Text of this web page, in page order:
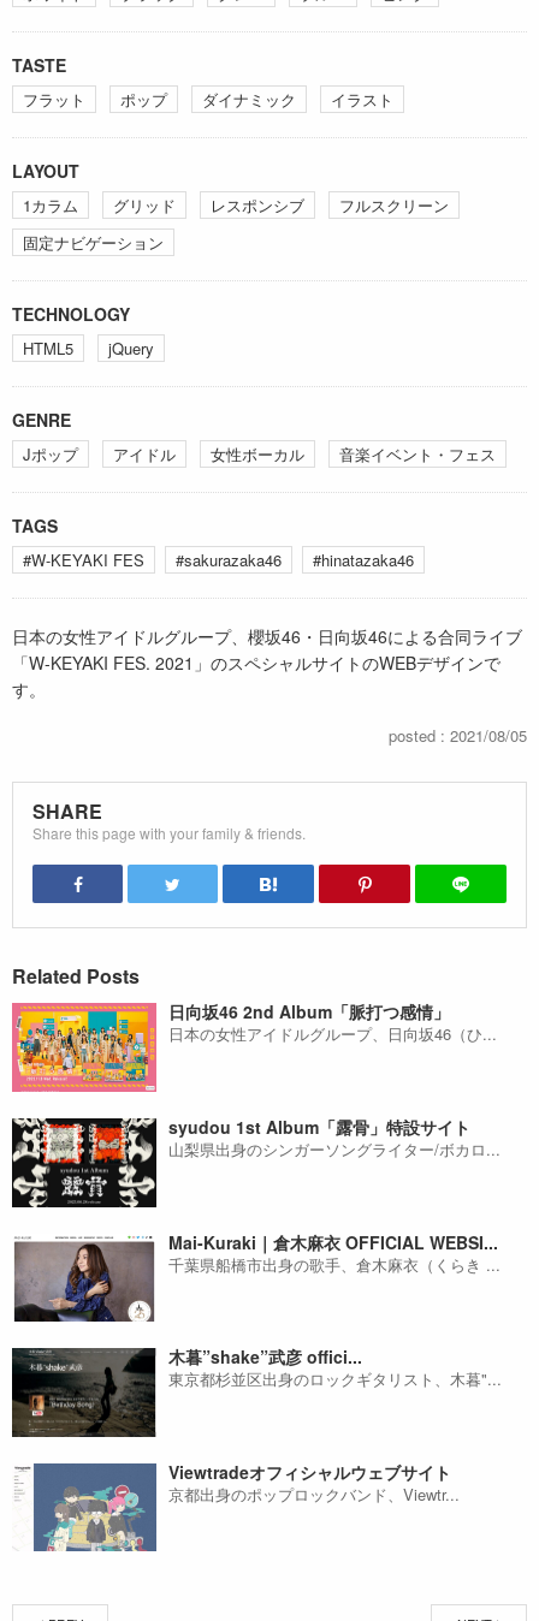
TASTE
フラット ポップ ダイナミック イラスト
LAYOUT
1カラム グリッド レスポンシブ
フルスクリーン
固定ナビゲーション
TECHNOLOGY
HTML5 jQuery
GENRE
Jポップ アイドル 女性ボーカル 音楽イベント・フェス
TAGS
#W-KEYAKI FES #sakurazaka46 #hinatazaka46
日本の女性アイドルグループ、櫻坂46・日向坂46による合同ライブ
「W-KEYAKI FES. 2021」のスペシャルサイトのWEBデザインで
す。
posted : 2021/08/05
SHARE
Share this page with your family & friends.
Related Posts
日向坂46 2nd Album「脈打つ感情」
日本の女性アイドルグループ、日向坂46（ひ...
syudou 1st Album「露骨」特設サイト
山梨県出身のシンガーソングライター/ボカロ...
Mai-Kuraki｜倉木麻衣 OFFICIAL WEBSI...
千葉県船橋市出身の歌手、倉木麻衣（くらき ...
木暮”shake”武彦 offici...
東京都杉並区出身のロックギタリスト、木暮"...
Viewtradeオフィシャルウェブサイト
京都出身のポップロックバンド、Viewtr...